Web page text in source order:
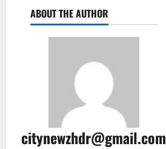
ABOUT THE AUTHOR
citynewzhdr@gmail.com